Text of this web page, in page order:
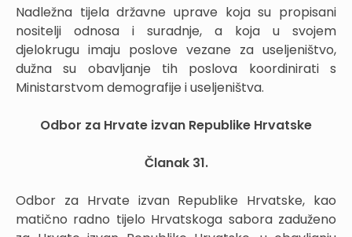
Nadležna tijela državne uprave koja su propisani
nositelji odnosa i suradnje, a koja u svojem
djelokrugu imaju poslove vezane za useljeništvo,
dužna su obavljanje tih poslova koordinirati s
Ministarstvom demografije i useljeništva.
Odbor za Hrvate izvan Republike Hrvatske
Članak 31.
Odbor za Hrvate izvan Republike Hrvatske, kao
matično radno tijelo Hrvatskoga sabora zaduženo